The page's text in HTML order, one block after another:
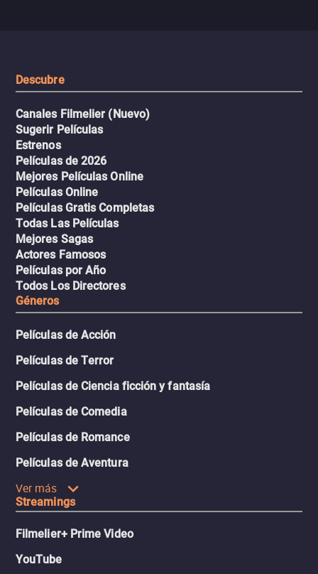
Descubre
Canales Filmelier (Nuevo)
Sugerir Películas
Estrenos
Películas de 2026
Mejores Películas Online
Películas Online
Películas Gratis Completas
Todas Las Películas
Mejores Sagas
Actores Famosos
Películas por Año
Todos Los Directores
Géneros
Películas de Acción
Películas de Terror
Películas de Ciencia ficción y fantasía
Películas de Comedia
Películas de Romance
Películas de Aventura
Ver más
Streamings
Filmelier+ Prime Video
YouTube